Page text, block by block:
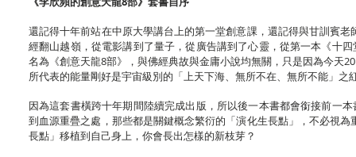
還記得十年前站在中原大學講台上的第一堂創意課，還記得與甘訓賓
經翻山越嶺，從電影講到了量子，從廣告講到了心靈，從第一本《十
名為《創意天龍8部》，與佛經典故與金庸小說均無關，只是因為今天
所代表的能量剛好是宇宙級別的「上天下海、無所不在、無所不能」
因為這套書橫跨十年期間陸續完成出版，所以後一本書都會銜接前一
到血源重疊之處，那些都是關鍵概念繁衍的「演化生長點」，不必視
長點」移植到自己身上，你會長出怎樣的新枝芽？